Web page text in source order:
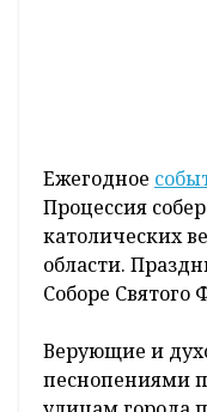
Ежегодное
Процессия
католических
области.
Соборе Святого
Верующие и
песнопениями